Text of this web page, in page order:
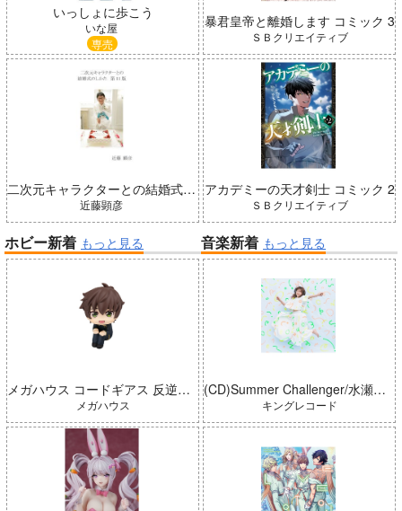
Summer Challenger/水瀬いの
り 黄泉のツガイ
いっしょに歩こう
いな屋
専売
二次元キャラクターとの結婚式のしかた 第11版
近藤顕彦
暴君皇帝と離婚します コミック 3
ＳＢクリエイティブ
アカデミーの天才剣士 コミック 2
ＳＢクリエイティブ
ホビー新着 もっと見る
メガハウス コードギアス 反逆のルルーシュ るかっぷ 枢木スザク 完成品
メガハウス
音楽新着 もっと見る
(CD)Summer Challenger/水瀬いのり
キングレコード